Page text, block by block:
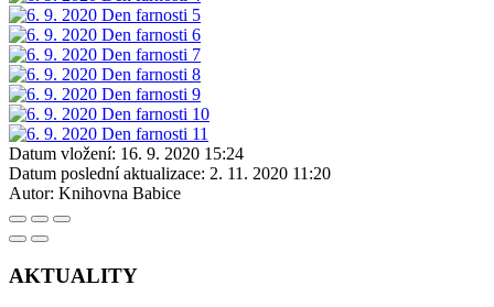
Datum vložení: 16. 9. 2020 15:24
Datum poslední aktualizace: 2. 11. 2020 11:20
Autor: Knihovna Babice
AKTUALITY